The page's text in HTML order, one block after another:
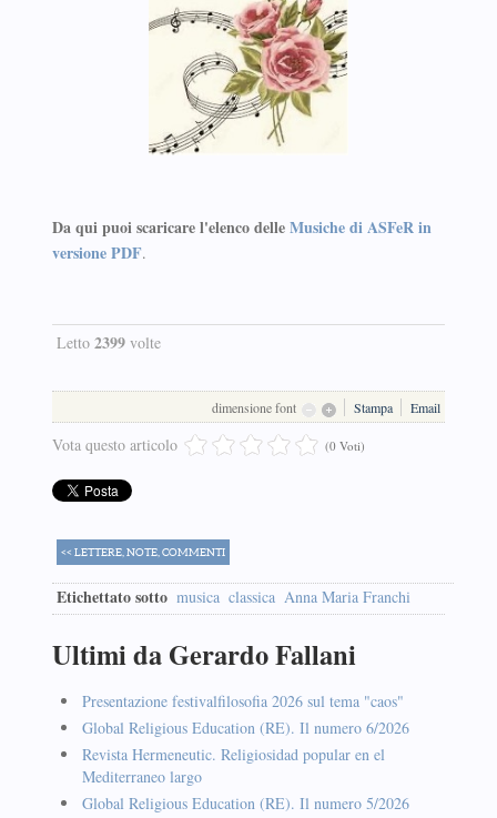
Da qui puoi scaricare l'elenco delleMusiche di ASFeR in
versione PDF.
Letto 2399volte
dimensione font Stampa Email
Vota questo articolo (0 Voti)
<< LETTERE, NOTE, COMMENTI
Etichettato sotto musica classica Anna Maria Franchi
Ultimi da Gerardo Fallani
Presentazione festivalfilosofia 2026 sul tema "caos"
Global Religious Education (RE). Il numero 6/2026
Revista Hermeneutic. Religiosidad popular en el
Mediterraneo largo
Global Religious Education (RE). Il numero 5/2026